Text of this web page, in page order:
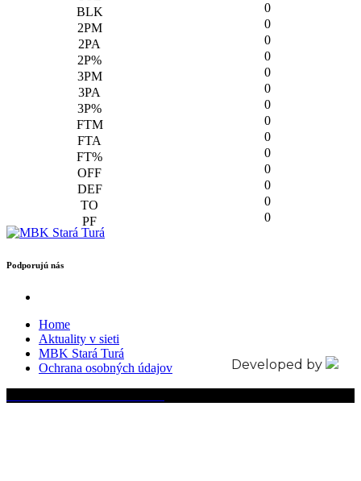
0
0
0
0
0
0
0
0
0
0
0
0
0
0
Podporujú nás
Home
Aktuality v sieti
MBK Stará Turá
Ochrana osobných údajov
Developed by